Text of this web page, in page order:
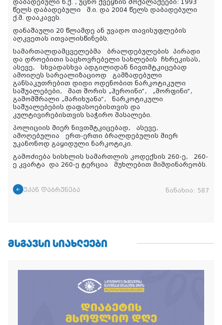
დაბადებული ნ.ქ. , უცხო ქვეყნის მოქალაქეები: 1993
წელს დაბადებული მ.ი. და 2004 წელს დაბადებული
ქ.მ. დააკავეს.
დანაშაული 20 წლამდე ან უვადო თავისუფლების
აღკვეთას ითვალისწინებს.
სამართალდამცველებმა ბრალდებულების პირადი
და დროებითი საცხოვრებელი სახლების ჩხრეკისას,
ასევე, სხვადასხვა ადგილიდან ნივთმტკიცებად
ამოიღეს სარეალიზაციოდ გამზადებული
განსაკუთრებით დიდი ოდენობით ნარკოტიკული
საშუალებები, მათ შორის „ჰეროინი“, „მორფინი“,
გამომშრალი „მარიხუანა“, ნარკოტიკული
საშუალებების დაფასოებისთვის და
კულტივირებისთვის საჭირო მასალები.
პოლიციის მიერ ნივთმტკიცებად, ასევე,
ამოღებულია ერთ-ერთი ბრალდებულის მიერ
უკანონოდ გაყიდული ნარკოტიკი.
გამოძიება სისხლის სამართლის კოდექსის 260-ე, 260-
ე კვარტა და 260-ე ტერცია მუხლებით მიმდინარეობს.
უკან დაბრუნება ნანახია: 587
ᲛᲡᲒᲐᲕᲡᲘ ᲡᲘᲐᲮᲚᲔᲔᲑᲘ